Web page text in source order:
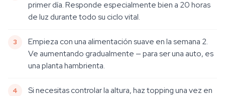
primer día. Responde especialmente bien a 20 horas
de luz durante todo su ciclo vital.
Empieza con una alimentación suave en la semana 2.
Ve aumentando gradualmente — para ser una auto, es
una planta hambrienta.
Si necesitas controlar la altura, haz topping una vez en